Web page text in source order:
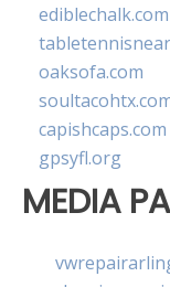
ediblechalk.com
oaksofa.com
capishcaps.com
gpsyfl.org
MEDIA